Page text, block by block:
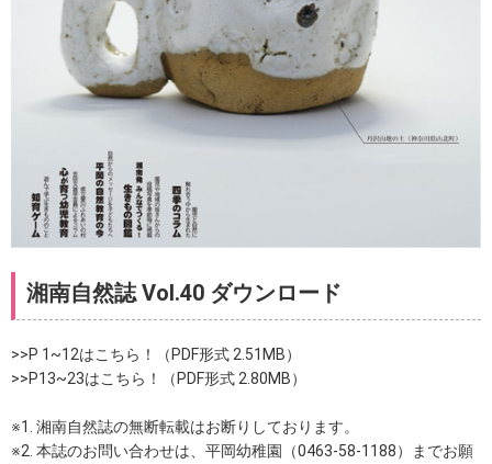
湘南自然誌 Vol.40 ダウンロード
>>P 1~12はこちら！（PDF形式 2.51MB）
>>P13~23はこちら！（PDF形式 2.80MB）
※1. 湘南自然誌の無断転載はお断りしております。
※2. 本誌のお問い合わせは、平岡幼稚園（0463-58-1188）までお願